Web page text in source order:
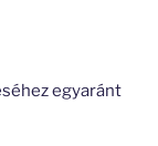
egyaránt